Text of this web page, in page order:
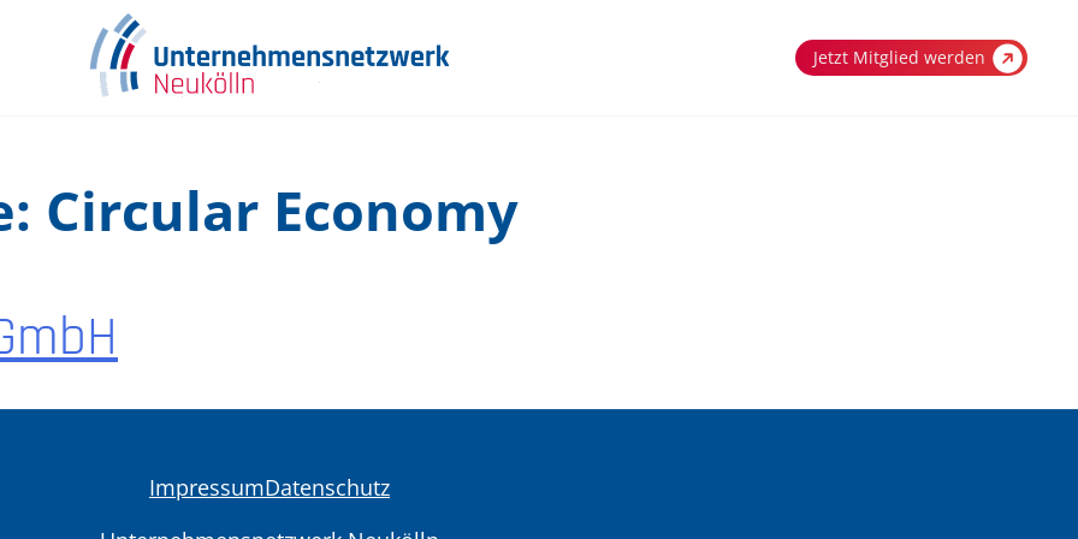
Jetzt Mitglied werden
Circular Economy
ImpressumDatenschutz